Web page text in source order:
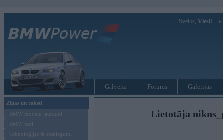
Sveiks, Viesi!
Galvenā Forums Galerijas
Ziņas un raksti
BMW modeļu jaunumi
BMW testi
Tehnoloģijas & sasniegumi
Lietotāja